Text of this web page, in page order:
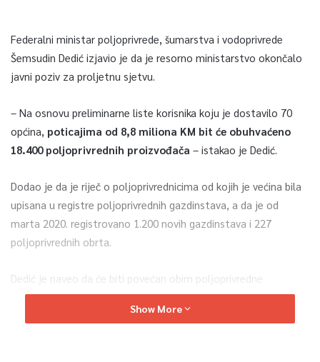
Federalni ministar poljoprivrede, šumarstva i vodoprivrede
Šemsudin Dedić izjavio je da je resorno ministarstvo okončalo
javni poziv za proljetnu sjetvu.
– Na osnovu preliminarne liste korisnika koju je dostavilo 70
općina, poticajima od 8,8 miliona KM bit će obuhvaćeno
18.400 poljoprivrednih proizvođača – istakao je Dedić.
Dodao je da je riječ o poljoprivrednicima od kojih je većina bila
upisana u registre poljoprivrednih gazdinstava, a da je od
marta 2020. registrovano 1.200 novih gazdinstava i 227
poljoprivrednih obrta.
Dedić je naveo da će biti povećan obim poljoprivredne
proizvodnje i obrađeno dodatnih 27.000 hektara zemljišta na
Show More